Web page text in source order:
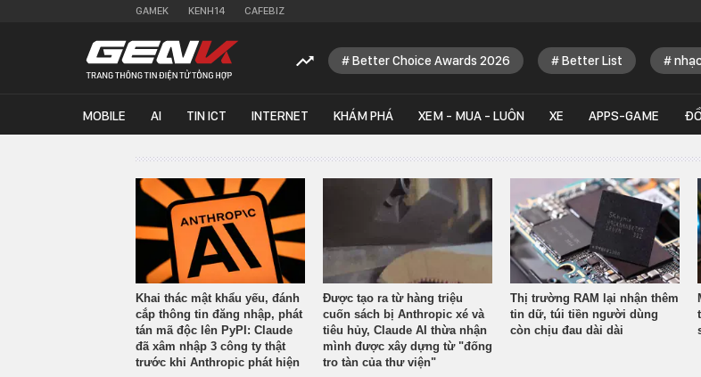
GAMEK KENH14 CAFEBIZ
Better Choice Awards 2026 Better List
MOBILE AI TIN ICT INTERNET KHÁM PHÁ XEM - MUA - LUÔN XE APPS-GAME
Khai thác mật khẩu yếu, đánh
cắp thông tin đăng nhập, phát
tán mã độc lên PyPI: Claude
đã xâm nhập 3 công ty thật
trước khi Anthropic phát hiện
Được tạo ra từ hàng triệu
cuốn sách bị Anthropic xé và
tiêu hủy, Claude AI thừa nhận
mình được xây dựng từ "đống
tro tàn của thư viện"
Thị trường RAM lại nhận thêm
tin dữ, túi tiền người dùng
còn chịu đau dài dài